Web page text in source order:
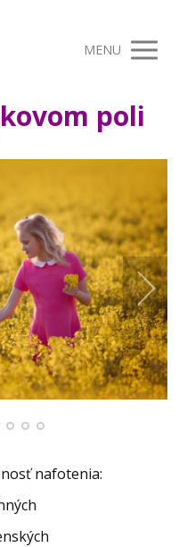
MENU
poli
nafotenia: